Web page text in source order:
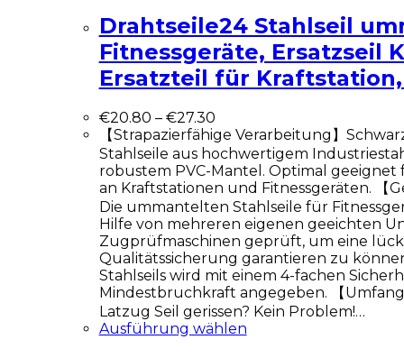
Drahtseile24 Stahlseil
Fitnessgeräte, Ersatzseil
Ersatzteil für
€20.80 – €27.30
【Strapazierfähige Verarbeitung】
Stahlseile aus hochwertigem
robustem PVC-Mantel. Optimal
an Kraftstationen und Fitnessgeräten. 【
Die ummantelten Stahlseile für
Hilfe von mehreren eigenen geeichten
Zugprüfmaschinen geprüft, um eine
Qualitätssicherung garantieren zu
Stahlseils wird mit einem 4-fachen
Mindestbruchkraft angegeben. 【
Latzug Seil gerissen? Kein Problem!…
Ausführung wählen